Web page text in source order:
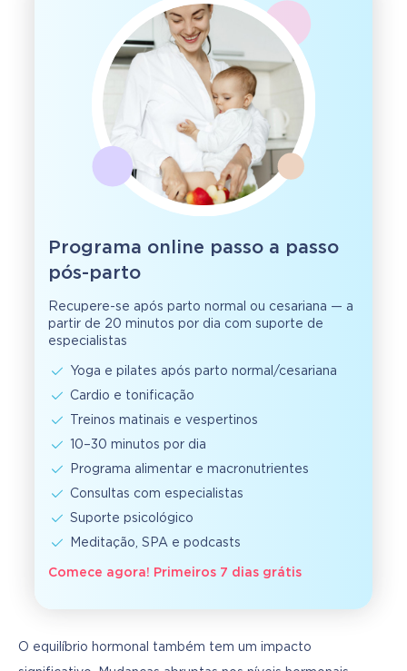
Programa online passo a passo
pós-parto
Recupere-se após parto normal ou cesariana — a
partir de 20 minutos por dia com suporte de
especialistas
Yoga e pilates após parto normal/cesariana
Cardio e tonificação
Treinos matinais e vespertinos
10–30 minutos por dia
Programa alimentar e macronutrientes
Consultas com especialistas
Suporte psicológico
Meditação, SPA e podcasts
Comece agora! Primeiros 7 dias grátis
O equilíbrio hormonal também tem um impacto